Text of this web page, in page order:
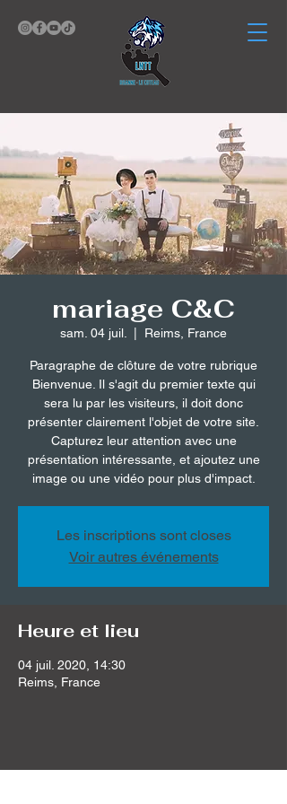
mariage C&C
sam. 04 juil. Reims, France
Paragraphe de clôture de votre rubrique
Bienvenue. Il s'agit du premier texte qui
sera lu par les visiteurs, il doit donc
présenter clairement l'objet de votre site.
Capturez leur attention avec une
présentation intéressante, et ajoutez une
image ou une vidéo pour plus d'impact.
Les inscriptions sont closes
Voir autres événements
Heure et lieu
04 juil. 2020, 14:30
Reims, France